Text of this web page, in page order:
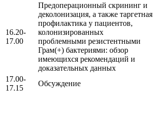
16.20-
17.00
Предоперационный скрининг и
деколонизация, а также таргетная
профилактика у пациентов,
колонизированных
проблемными резистентными
Грам(+) бактериями: обзор
имеющихся рекомендаций и
доказательных данных
17.00-
17.15
Обсуждение